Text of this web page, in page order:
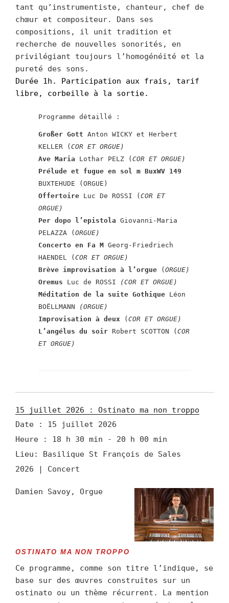
tant qu’instrumentiste, chanteur, chef de
chœur et compositeur. Dans ses
compositions, il unit tradition et
recherche de nouvelles sonorités, en
privilégiant toujours l’homogénéité et la
pureté des sons.
Durée 1h. Participation aux frais, tarif
libre, corbeille à la sortie.
Programme détaillé :
Großer Gott Anton WICKY et Herbert
KELLER ( COR ET ORGUE)
Ave Maria Lothar PELZ ( COR ET ORGUE)
Prélude et fugue en sol m BuxWV 149
BUXTEHUDE (ORGUE)
Offertoire Luc De ROSSI ( COR ET
ORGUE)
Per dopo l’epistola Giovanni-Maria
PELAZZA ( ORGUE)
Concerto en Fa M Georg-Friedriech
HAENDEL ( COR ET ORGUE)
Brève improvisation à l’orgue ( ORGUE)
Oremus Luc de ROSSI
(COR ET ORGUE)
Méditation de la suite Gothique Léon
BOËLLMANN
(ORGUE)
Improvisation à deux ( COR ET ORGUE)
L’angélus du soir Robert SCOTTON ( COR
ET ORGUE)
15 juillet 2026 : Ostinato ma non troppo
Date : 15 juillet 2026
Heure : 18 h 30 min - 20 h 00 min
Lieu:
Basilique St François de Sales
2026 | Concert
Damien Savoy, Orgue
OSTINATO MA NON TROPPO
Ce programme, comme son titre l’indique, se
base sur des œuvres construites sur un
ostinato ou un thème récurrent. La mention